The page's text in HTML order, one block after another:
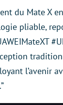
du Mate X
pliable,
l’avenir